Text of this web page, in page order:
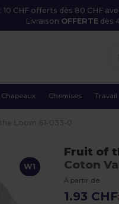
: 10 CHF offerts dès 80 CHF
Livraison OFFERTE dès
Chapeaux Chemises Travail
W1
Fruit of
Coton
À partir de
1.93 CHF